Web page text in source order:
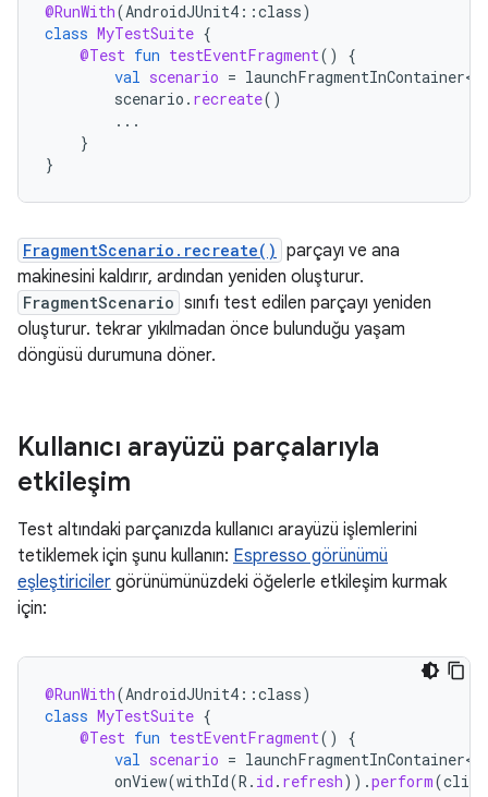
@RunWith(AndroidJUnit4 ::class)
class MyTestSuite {
@Test fun testEventFragment()
{
val scenario =
scenario . recreate()
...
}
}
FragmentScenario.recreate() parçayı ve ana
makinesini kaldırır, ardından yeniden oluşturur.
FragmentScenario sınıfı test edilen parçayı yeniden
oluşturur. tekrar yıkılmadan önce bulunduğu yaşam
döngüsü durumuna döner.
Kullanıcı arayüzü parçalarıyla
etkileşim
Test altındaki parçanızda kullanıcı arayüzü işlemlerini
tetiklemek için şunu kullanın: Espresso görünümü
eşleştiriciler görünümünüzdeki öğelerle etkileşim kurmak
için:
@RunWith(AndroidJUnit4 ::class)
class MyTestSuite {
@Test fun testEventFragment()
{
val scenario =
onView(withId(R . id . refresh)).perform(click